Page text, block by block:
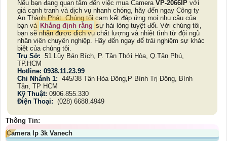
Nếu bạn đang quan tâm đến việc mua Camera VP-2066IP với
giá cạnh tranh và dịch vụ nhanh chóng, hãy đến ngay Công ty
An Thành Phát. Chúng tôi cam kết đáp ứng mọi nhu cầu của
bạn và Khẳng định rằng sự hài lòng tuyệt đối. Với chúng tôi,
bạn sẽ nhận được dịch vụ chất lượng và nhiệt tình từ đội ngũ
nhân viên chuyên nghiệp. Hãy đến ngay để trải nghiệm sự khác
biệt của chúng tôi.
Trụ Sở: 51 Lũy Bán Bích, P. Tân Thới Hòa, Q.Tân Phú,
TP.HCM
Hotline: 0938.11.23.99
Chi Nhánh 1: 445/38 Tân Hòa Đông,P Bình Trị Đông, Bình
Tân, TP HCM
Kỹ Thuật: 0906.855.330
Điện Thoại: (028) 6688.4949
Thông Tin:
Camera Ip 3k Vanech